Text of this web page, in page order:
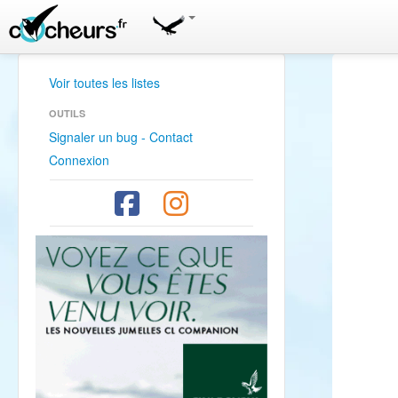
Voir toutes les listes
OUTILS
Signaler un bug - Contact
Connexion